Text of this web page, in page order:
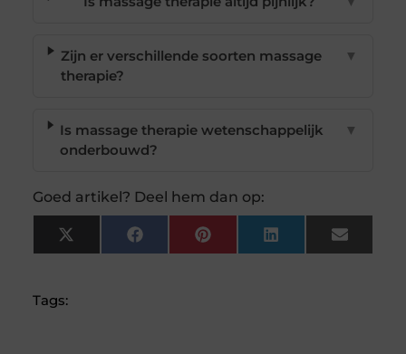
Zijn er verschillende soorten massage
therapie?
▼
Is massage therapie wetenschappelijk
onderbouwd?
▼
Goed artikel? Deel hem dan op:
X
(Twitter)
FacebookPinterest LinkedIn Email
Tags: